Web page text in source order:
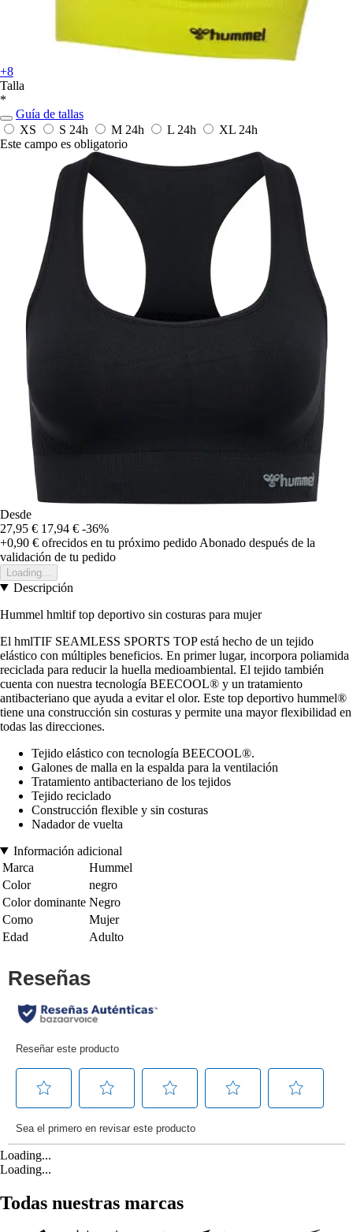
+8
Talla
*
Guía de tallas
XS
S 24h M 24h L 24h XL 24h
Este campo es obligatorio
Desde
27,95 € 17,94 € -36%
+0,90 € ofrecidos en tu próximo pedido Abonado después de la
validación de tu pedido
Loading...
Descripción
Hummel hmltif top deportivo sin costuras para mujer
El hmlTIF SEAMLESS SPORTS TOP está hecho de un tejido
elástico con múltiples beneficios. En primer lugar, incorpora poliamida
reciclada para reducir la huella medioambiental. El tejido también
cuenta con nuestra tecnología BEECOOL® y un tratamiento
antibacteriano que ayuda a evitar el olor. Este top deportivo hummel®
tiene una construcción sin costuras y permite una mayor flexibilidad en
todas las direcciones.
Tejido elástico con tecnología BEECOOL®.
Galones de malla en la espalda para la ventilación
Tratamiento antibacteriano de los tejidos
Tejido reciclado
Construcción flexible y sin costuras
Nadador de vuelta
Información adicional
Marca
Hummel
Color
negro
Color dominante Negro
Como
Mujer
Edad
Adulto
Loading...
Loading...
Todas nuestras marcas